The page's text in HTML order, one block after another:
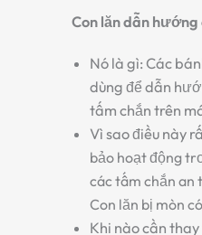
Con lăn dẫn
Nó là gì: Các
dùng để dẫn
tấm chắn trên
Vì sao điều này
bảo hoạt động
các tấm chắn an
Con lăn bị mòn
Khi nào cần thay